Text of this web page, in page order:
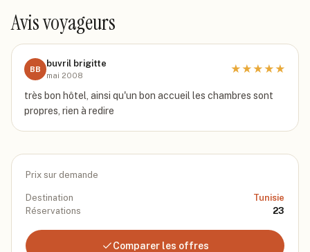
Avis voyageurs
BB
buvril brigitte
mai 2008
★★★★★
très bon hôtel, ainsi qu'un bon accueil les chambres sont
propres, rien à redire
Prix sur demande
Destination
Tunisie
Réservations
23
Comparer les offres